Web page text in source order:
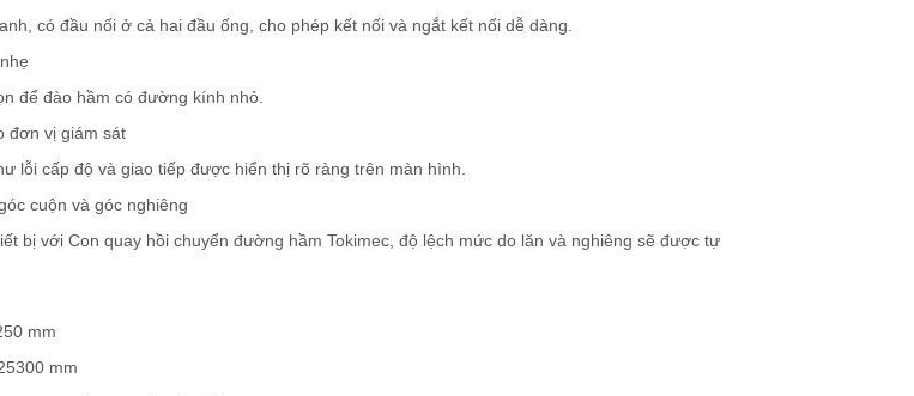
có đầu nối ở cả hai đầu ống, cho phép kết nối và ngắt kết nối dễ dàng.
để đào hầm có đường kính nhỏ.
đơn vị giám sát
lỗi cấp độ và giao tiếp được hiển thị rõ ràng trên màn hình.
cuộn và góc nghiêng
bị với Con quay hồi chuyển đường hầm Tokimec, độ lệch mức do lăn và nghiêng sẽ được tự
mm
mm